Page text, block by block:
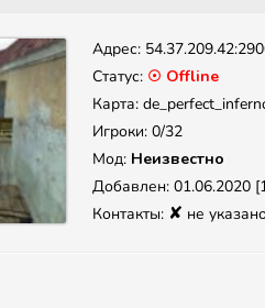
Адрес:
Статус: ☉ Offline
Карта:
Игроки: 0/32
Мод: Неизвестно
Добавлен: 01.06.2020
Контакты: ✘ не